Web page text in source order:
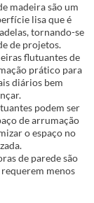
madeira são um
lisa que é
tornando-se
de projetos.
flutuantes de
prático para
diários bem
podem ser
de arrumação
o espaço no
de parede são
menos